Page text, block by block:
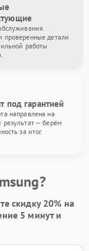
проверенные детали
работы
под гарантией
направлена на
результат — берём
за итог.
скидку 20% на
5 минут и